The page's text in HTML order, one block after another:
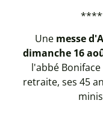
Unemesse
dimanche 16
l'abbé
retraite, ses 45